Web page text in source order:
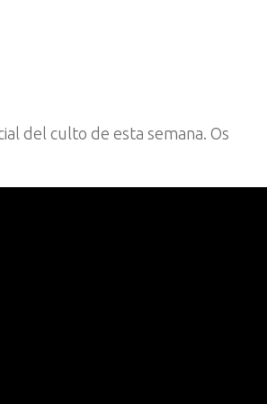
del culto de esta semana. Os